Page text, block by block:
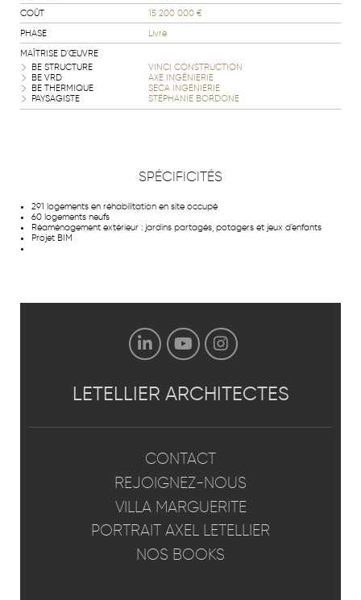
COÛT
15 200 000 €
PHASE
Livré
MAÎTRISE D'ŒUVRE
BE STRUCTURE
VINCI CONSTRUCTION
BE VRD
AXE INGÉNIERIE
BE THERMIQUE
SECA INGÉNIERIE
PAYSAGISTE
STÉPHANIE BORDONE
SPÉCIFICITÉS
291 logements en réhabilitation en site occupé
60 logements neufs
Réaménagement extérieur : jardins partagés, potagers et jeux d’enfants
Projet BIM
LETELLIER ARCHITECTES
CONTACT
REJOIGNEZ-NOUS
VILLA MARGUERITE
PORTRAIT AXEL LETELLIER
NOS BOOKS